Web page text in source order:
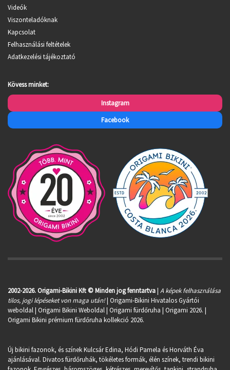
Videók
Viszonteladóknak
Kapcsolat
Felhasználási feltételek
Adatkezelési tájékoztató
Kövess minket:
Instagram
Facebook
2002-2026. Origami-Bikini Kft © Minden jog fenntartva| A képek felhasználása
tilos, jogi lépéseket von maga után!| Origami-Bikini Hivatalos Gyártói
weboldal | Origami Bikini Weboldal | Origami fürdőruha | Origami 2026. |
Origami Bikini prémium fürdőruha kollekció 2026.
Új bikini fazonok, és színek Kulcsár Edina, Hódi Pamela és Horváth Éva
ajánlásával. Divatos fürdőruhák, tökéletes formák, élén színek, trendi bikini